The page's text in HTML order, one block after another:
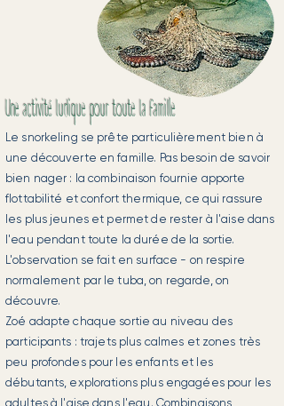
Une activité ludique pour toute la famille
Le snorkeling se prête particulièrement bien à
une découverte en famille. Pas besoin de savoir
bien nager : la combinaison fournie apporte
flottabilité et confort thermique, ce qui rassure
les plus jeunes et permet de rester à l'aise dans
l'eau pendant toute la durée de la sortie.
L'observation se fait en surface - on respire
normalement par le tuba, on regarde, on
découvre.
Zoé adapte chaque sortie au niveau des
participants : trajets plus calmes et zones très
peu profondes pour les enfants et les
débutants, explorations plus engagées pour les
adultes à l'aise dans l'eau. Combinaisons,